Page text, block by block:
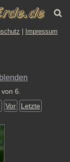
Impressum
6.
Vor Letzte